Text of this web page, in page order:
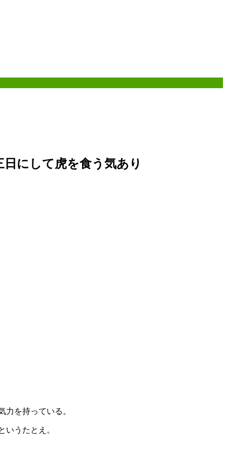
にして虎を食う気あり
を持っている。
うたとえ。